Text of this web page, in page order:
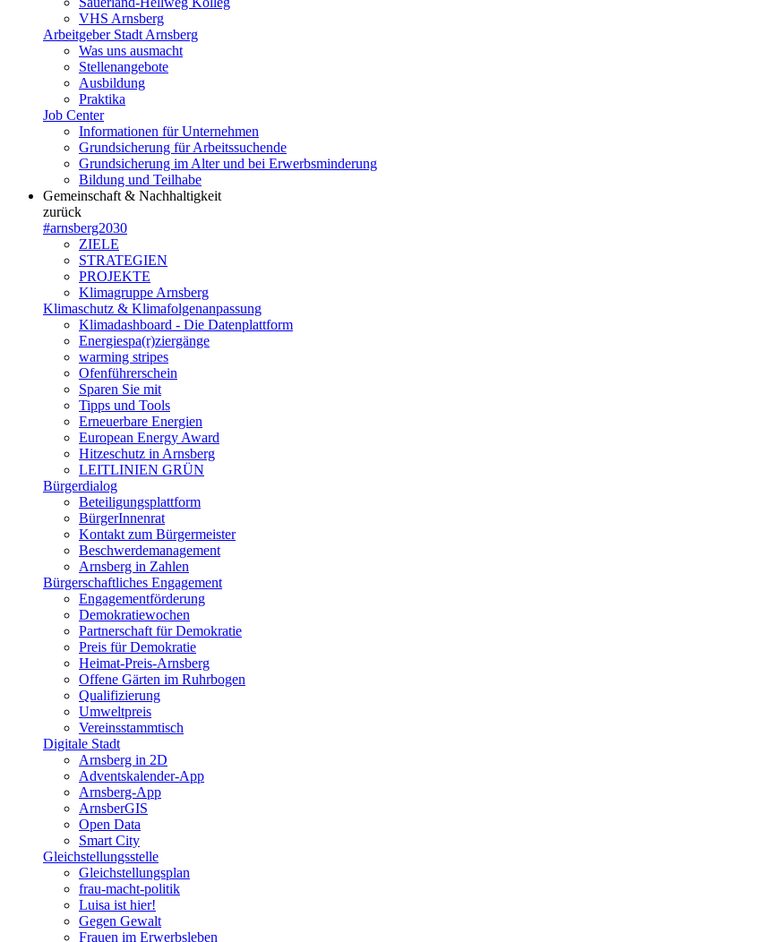
VHS Arnsberg
Arbeitgeber Stadt Arnsberg
Was uns ausmacht
Stellenangebote
Ausbildung
Praktika
Job Center
Informationen für Unternehmen
Grundsicherung für Arbeitssuchende
Grundsicherung im Alter und bei Erwerbsminderung
Bildung und Teilhabe
Gemeinschaft & Nachhaltigkeit
zurück
#arnsberg2030
ZIELE
STRATEGIEN
PROJEKTE
Klimagruppe Arnsberg
Klimaschutz & Klimafolgenanpassung
Klimadashboard - Die Datenplattform
Energiespa(r)ziergänge
warming stripes
Ofenführerschein
Sparen Sie mit
Tipps und Tools
Erneuerbare Energien
European Energy Award
Hitzeschutz in Arnsberg
LEITLINIEN GRÜN
Bürgerdialog
Beteiligungsplattform
BürgerInnenrat
Kontakt zum Bürgermeister
Beschwerdemanagement
Arnsberg in Zahlen
Bürgerschaftliches Engagement
Engagementförderung
Demokratiewochen
Partnerschaft für Demokratie
Preis für Demokratie
Heimat-Preis-Arnsberg
Offene Gärten im Ruhrbogen
Qualifizierung
Umweltpreis
Vereinsstammtisch
Digitale Stadt
Arnsberg in 2D
Adventskalender-App
Arnsberg-App
ArnsberGIS
Open Data
Smart City
Gleichstellungsstelle
Gleichstellungsplan
frau-macht-politik
Luisa ist hier!
Gegen Gewalt
Frauen im Erwerbsleben